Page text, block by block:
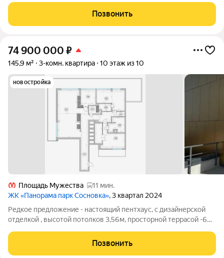
благодаря большим окнам и западной стороне! Стильный и
современный интерьер,
Позвонить
74 900 000 ₽
145,9 м² 3-комн. квартира 10 этаж из 10
новостройка
Площадь Мужества
11 мин.
ЖК «Панорама парк Сосновка», 3 квартал 2024
Редкое предложение - настоящий пентхаус, с дизайнерской
отделкой , высотой потолков 3,56м, просторной террасой -60
остеклением! К квартире можно приобрести 3 парковочных
места! Три полноценные спальни,
Позвонить